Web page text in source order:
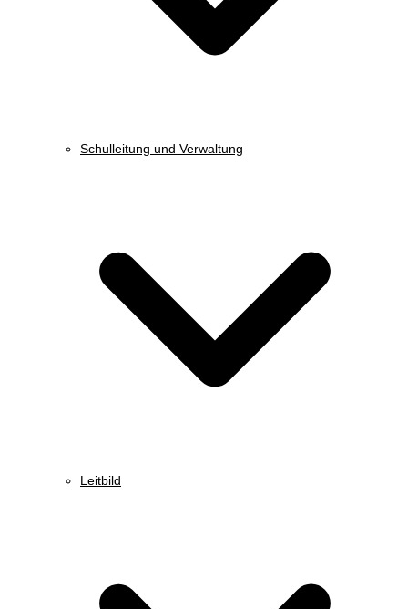
Schulleitung und Verwaltung
Leitbild